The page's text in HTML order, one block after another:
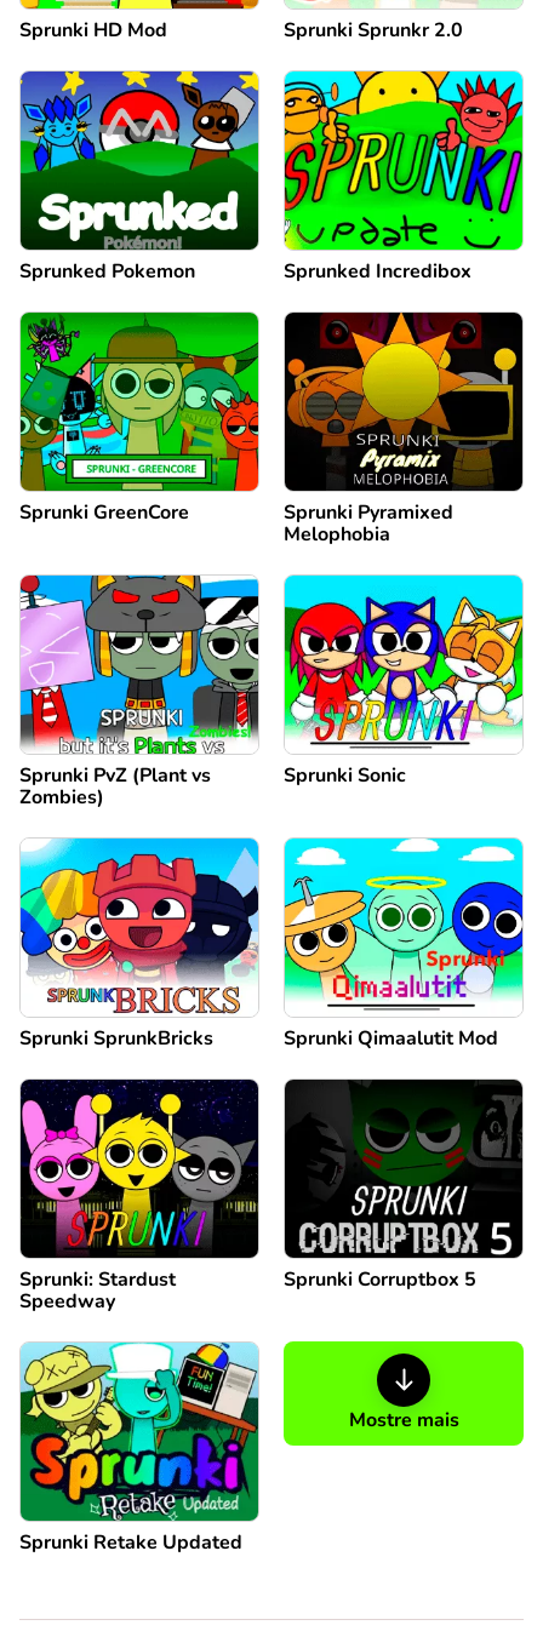
Sprunki HD Mod Sprunki Sprunkr 2.0
Sprunked Pokemon Sprunked Incredibox
Sprunki GreenCore
Sprunki Pyramixed
Melophobia
Sprunki PvZ (Plant vs
Zombies)
Sprunki Sonic
Sprunki SprunkBricks Sprunki Qimaalutit Mod
Sprunki: Stardust
Speedway
Sprunki Corruptbox 5
Sprunki Retake Updated
Mostre mais